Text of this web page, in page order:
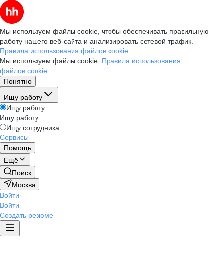
Мы используем файлы cookie, чтобы обеспечивать правильную
работу нашего веб-сайта и анализировать сетевой трафик.
Правила использования файлов cookie
Мы используем файлы cookie. Правила использования
файлов cookie
Понятно
Ищу работу
Ищу работу
Ищу работу
Ищу сотрудника
Сервисы
Помощь
Ещё
Поиск
Москва
Войти
Войти
Создать резюме